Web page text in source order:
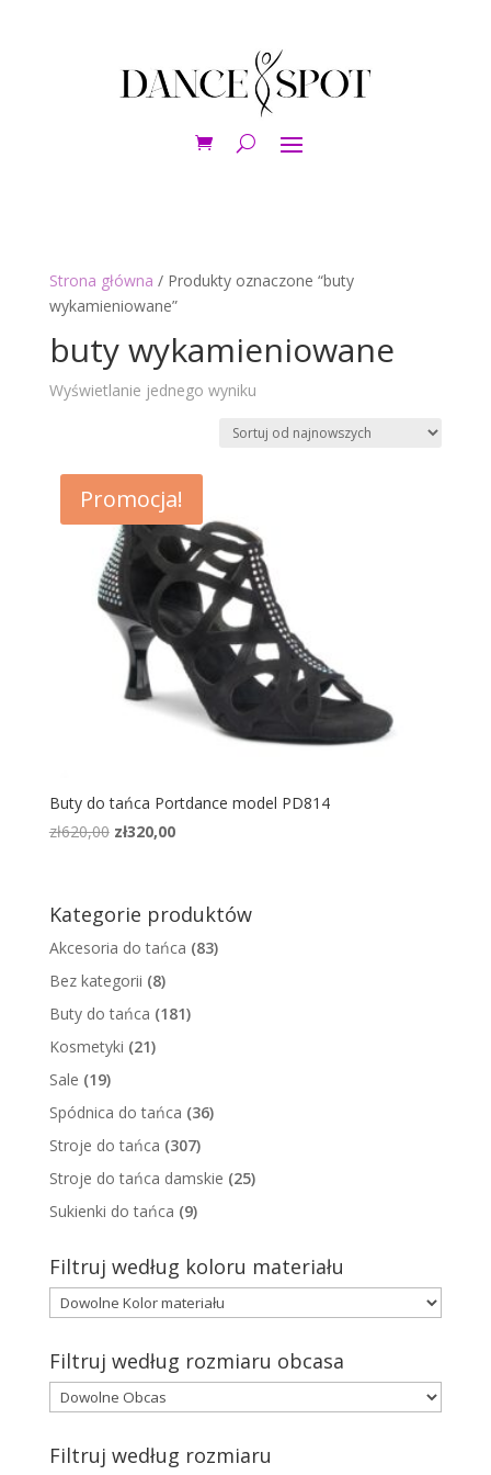
Strona główna / Produkty oznaczone “buty
wykamieniowane”
buty wykamieniowane
Wyświetlanie jednego wyniku
Promocja!
Buty do tańca Portdance model PD814
zł620,00 Pierwotna
zł620,00.
zł320,00Aktualna
zł320,00.
Kategorie produktów
Akcesoria do tańca (83)
Bez kategorii (8)
Buty do tańca (181)
Kosmetyki (21)
Sale (19)
Spódnica do tańca (36)
Stroje do tańca (307)
Stroje do tańca damskie (25)
Sukienki do tańca (9)
Filtruj według koloru materiału
Filtruj według rozmiaru obcasa
Filtruj według rozmiaru